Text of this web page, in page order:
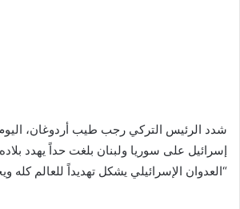
شدد الرئيس التركي رجب طيب أردوغان،
إسرائيل على سوريا ولبنان بلغت حداً يهدد
“العدوان الإسرائيلي يشكل تهديداً للعالم كله